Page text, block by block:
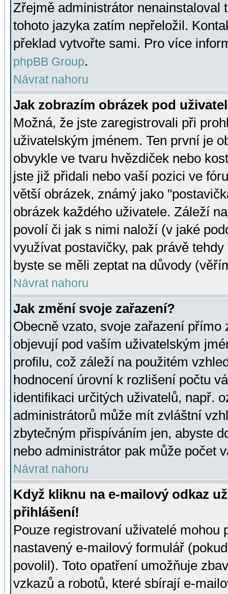
Zřejmě administrátor nenainstaloval
tohoto jazyka zatím nepřeložil.
překlad vytvořte sami. Pro více
phpBB Group.
Návrat nahoru
Jak zobrazím obrázek pod
Možná, že jste zaregistrovali při
uživatelským jménem. Ten první je
obvykle ve tvaru hvězdiček nebo
jste již přidali nebo vaší pozici ve
větší obrázek, známý jako
obrázek každého uživatele. Záleží
povolí či jak s nimi naloží (v jaké
využívat postavičky, pak právě
byste se měli zeptat na důvody
Návrat nahoru
Jak změní svoje zařazení?
Obecně vzato, svoje zařazení přímo
objevují pod vaším uživatelským
profilu, což záleží na použitém
hodnocení úrovní k rozlišení počtu
identifikaci určitých uživatelů, např.
administrátorů může mít zvláštní
zbytečným přispíváním jen, abyste
nebo administrátor pak může počet
Návrat nahoru
Když kliknu na e-mailový odkaz
přihlášení!
Pouze registrovaní uživatelé mohou
nastavený e-mailový formulář
povolil). Toto opatření umožňuje
vzkazů a robotů, které sbírají e-